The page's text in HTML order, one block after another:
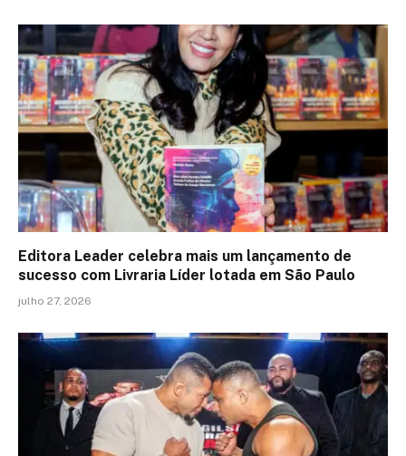
Editora Leader celebra mais um lançamento de
sucesso com Livraria Líder lotada em São Paulo
julho 27, 2026